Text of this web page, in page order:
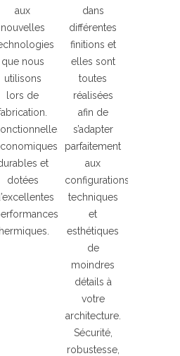
aux
nouvelles
que nous
utilisons
lors de
et
dotées
dans
différentes
finitions et
elles sont
toutes
réalisées
afin de
s’adapter
parfaitement
aux
configurations
techniques
et
esthétiques
de
moindres
détails à
votre
architecture.
Sécurité,
robustesse,